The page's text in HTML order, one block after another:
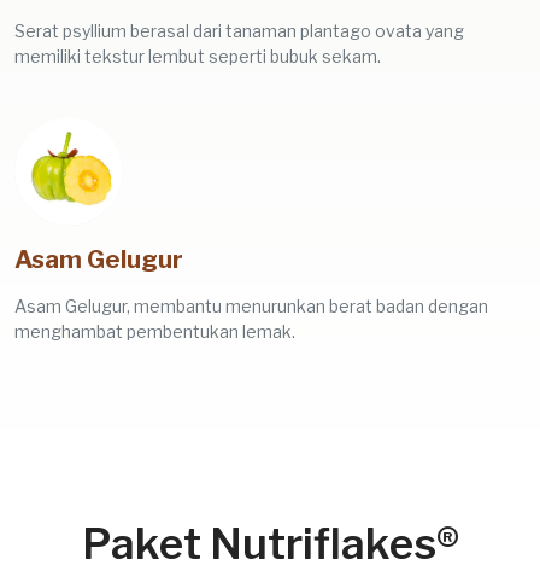
Serat psyllium berasal dari tanaman plantago ovata yang
memiliki tekstur lembut seperti bubuk sekam.
Asam Gelugur
Asam Gelugur, membantu menurunkan berat badan dengan
menghambat pembentukan lemak.
Paket Nutriflakes®